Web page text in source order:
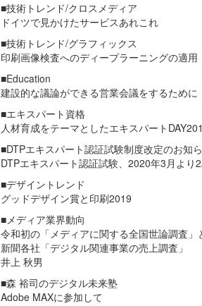
■技術トレンド/クロスメディア
ドイツで見かけたサービスあれこれ
■技術トレンド/グラフィックス
印刷画像検査へのディープラーニングの適用
■Education
建設的な議論ができる営業会議をするために
■エキスパート資格
人材育成をテーマとしたエキスパート
■DTPエキスパート認証試験制度改定のお知
DTPエキスパート認証試験、2020年3月より
■デザイントレンド
グッドデザイン賞と印刷2019
■メディア業界動向
令和初の「メディアに関する全国世論調査」
新聞各社「デジタル関連事業の売上調査」
井上 秋男
■森 裕司のデジタル未来塾
Adobe MAXに参加して